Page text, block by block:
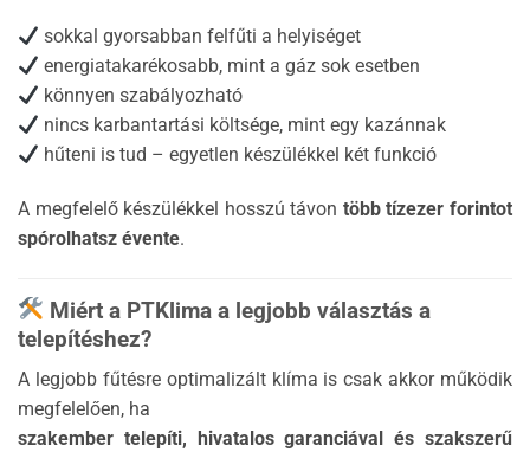
sokkal gyorsabban felfűti a helyiséget
energiatakarékosabb, mint a gáz sok esetben
könnyen szabályozható
nincs karbantartási költsége, mint egy kazánnak
hűteni is tud – egyetlen készülékkel két funkció
A megfelelő készülékkel hosszú távon több tízezer forintot
spórolhatsz évente.
Miért a PTKlima a legjobb választás a
telepítéshez?
A legjobb fűtésre optimalizált klíma is csak akkor működik
megfelelően, ha
szakember telepíti, hivatalos garanciával és szakszerű